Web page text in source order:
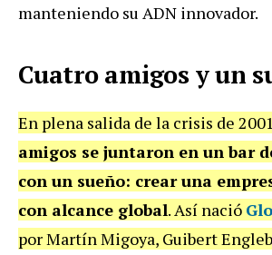
manteniendo su ADN innovador.
Cuatro amigos y un
En plena salida de la crisis de
amigos se juntaron en un bar
con un sueño: crear una
con alcance global. Así nació
por Martín Migoya, Guibert